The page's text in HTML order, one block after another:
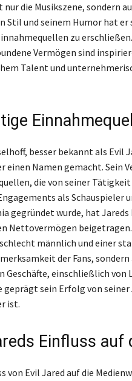
nur die Musikszene, sondern
Stil und seinem Humor hat
zu
Vermögen sind
Talent und
besser bekannt als Evil
einen Namen gemacht. Sein
die von seiner
als Schauspieler
gegründet wurde, hat
Nettovermögen
männlich und einer
der Fans,
Geschäfte, einschließlich von
geprägt sein Erfolg von
ist.
Einfluss auf
von Evil Jared auf die